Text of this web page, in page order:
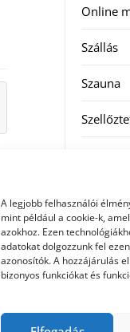
A legjobb felhasználói
mint például a cookie-k,
azokhoz. Ezen
adatokat dolgozzunk fel
azonosítók. A hozzájárulás
bizonyos funkciókat és
Online
Szállás
Szauna
Utazás
Vásárlás